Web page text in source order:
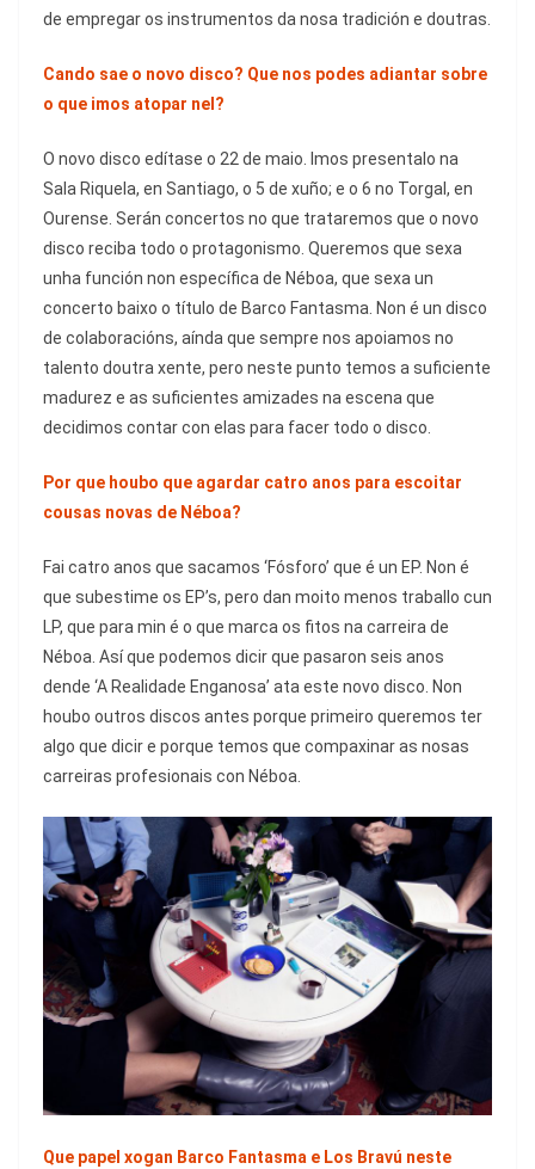
de empregar os instrumentos da nosa tradición e doutras.
Cando sae o novo disco? Que nos podes adiantar sobre
o que imos atopar nel?
O novo disco edítase o 22 de maio. Imos presentalo na
Sala Riquela, en Santiago, o 5 de xuño; e o 6 no Torgal, en
Ourense. Serán concertos no que trataremos que o novo
disco reciba todo o protagonismo. Queremos que sexa
unha función non específica de Néboa, que sexa un
concerto baixo o título de Barco Fantasma. Non é un disco
de colaboracións, aínda que sempre nos apoiamos no
talento doutra xente, pero neste punto temos a suficiente
madurez e as suficientes amizades na escena que
decidimos contar con elas para facer todo o disco.
Por que houbo que agardar catro anos para escoitar
cousas novas de Néboa?
Fai catro anos que sacamos ‘Fósforo’ que é un EP. Non é
que subestime os EP’s, pero dan moito menos traballo cun
LP, que para min é o que marca os fitos na carreira de
Néboa. Así que podemos dicir que pasaron seis anos
dende ‘A Realidade Enganosa’ ata este novo disco. Non
houbo outros discos antes porque primeiro queremos ter
algo que dicir e porque temos que compaxinar as nosas
carreiras profesionais con Néboa.
Que papel xogan Barco Fantasma e Los Bravú neste